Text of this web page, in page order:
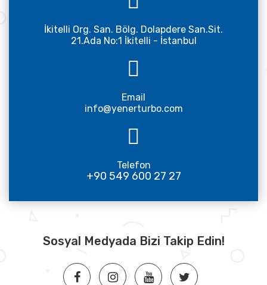
İkitelli Org. San. Bölg. Dolapdere San.Sit.
21.Ada No:1 İkitelli - İstanbul
Email
info@yenerturbo.com
Telefon
+90 549 600 27 27
Sosyal Medyada Bizi Takip Edin!